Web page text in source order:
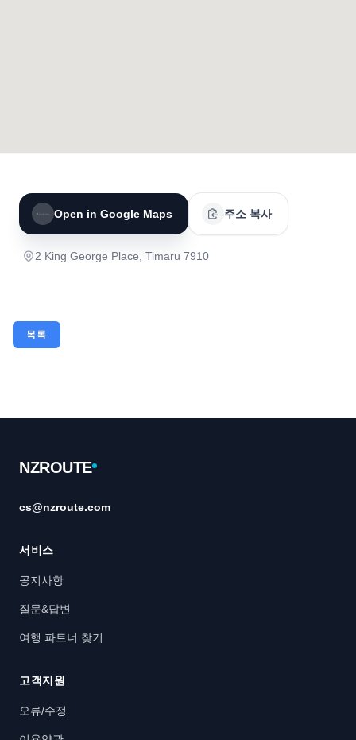
Open in Google Maps 주소 복사
2 King George Place, Timaru 7910
목록
NZROUTE
cs@nzroute.com
서비스
공지사항
질문&답변
여행 파트너 찾기
고객지원
오류/수정